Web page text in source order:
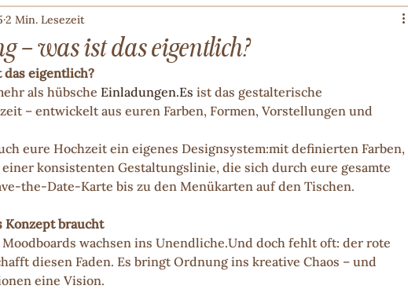
– was ist das eigentlich?
2 Min. Lesezeit
das eigentlich?
als hübsche Einladungen.Es ist das gestalterische
– entwickelt aus euren Farben, Formen, Vorstellungen und
eure Hochzeit ein eigenes Designsystem:mit definierten Farben,
konsistenten Gestaltungslinie, die sich durch eure gesamte
the-Date-Karte bis zu den Menükarten auf den Tischen.
braucht
wachsen ins Unendliche.Und doch fehlt oft: der rote
diesen Faden. Es bringt Ordnung ins kreative Chaos – und
eine Vision.